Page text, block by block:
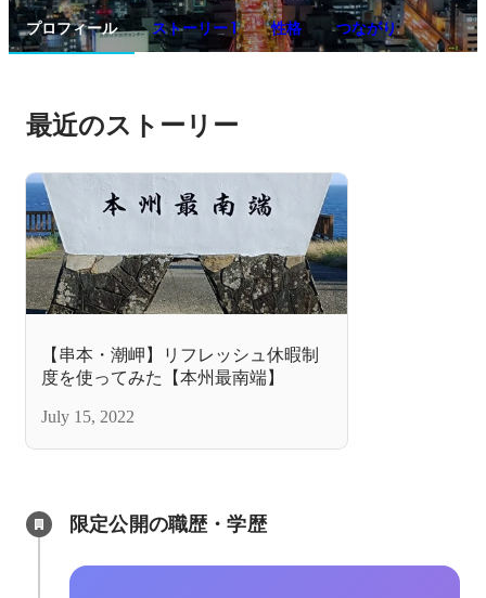
プロフィール ストーリー 1 性格 つながり
最近のストーリー
【串本・潮岬】リフレッシュ休暇制
度を使ってみた【本州最南端】
July 15, 2022
限定公開の職歴・学歴